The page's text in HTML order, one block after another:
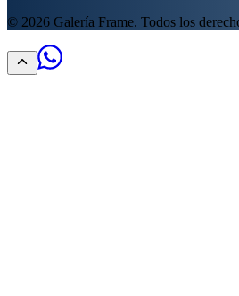
© 2026 Galería Frame. Todos los